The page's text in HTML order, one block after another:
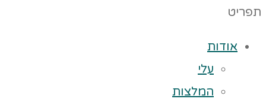
תפריט
אודות
עלי
המלצות